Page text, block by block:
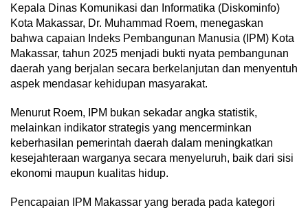
Kepala Dinas Komunikasi dan Informatika (Diskominfo)
Kota Makassar, Dr. Muhammad Roem, menegaskan
bahwa capaian Indeks Pembangunan Manusia (IPM) Kota
Makassar, tahun 2025 menjadi bukti nyata pembangunan
daerah yang berjalan secara berkelanjutan dan menyentuh
aspek mendasar kehidupan masyarakat.
Menurut Roem, IPM bukan sekadar angka statistik,
melainkan indikator strategis yang mencerminkan
keberhasilan pemerintah daerah dalam meningkatkan
kesejahteraan warganya secara menyeluruh, baik dari sisi
ekonomi maupun kualitas hidup.
Pencapaian IPM Makassar yang berada pada kategori